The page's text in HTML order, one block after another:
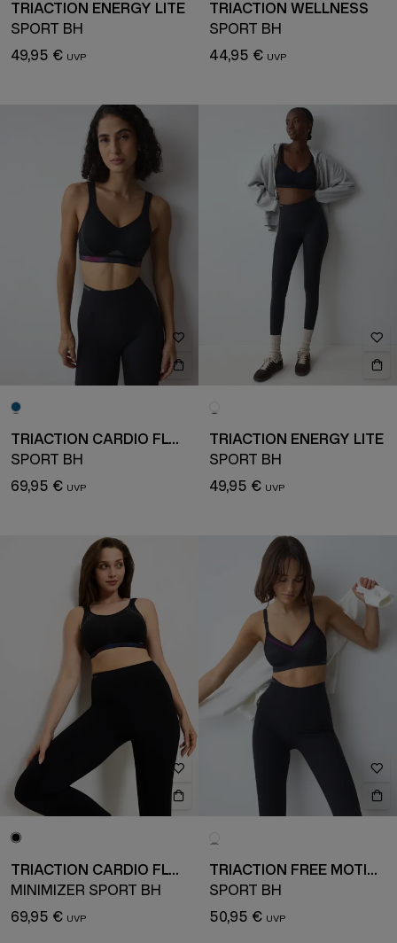
TRIACTION ENERGY LITE
SPORT BH
49,95 €
TRIACTION WELLNESS
SPORT BH
44,95 €
TRIACTION CARDIO FLOW
SPORT BH
69,95 €
TRIACTION ENERGY LITE
SPORT BH
49,95 €
TRIACTION CARDIO FLOW
MINIMIZER SPORT BH
69,95 €
TRIACTION FREE MOTION
SPORT BH
50,95 €